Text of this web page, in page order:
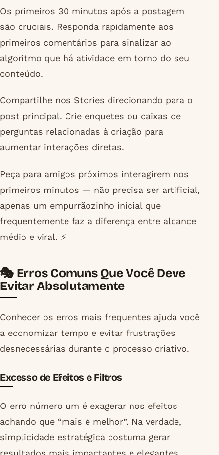
Os primeiros 30 minutos após a postagem
são cruciais. Responda rapidamente aos
primeiros comentários para sinalizar ao
algoritmo que há atividade em torno do seu
conteúdo.
Compartilhe nos Stories direcionando para o
post principal. Crie enquetes ou caixas de
perguntas relacionadas à criação para
aumentar interações diretas.
Peça para amigos próximos interagirem nos
primeiros minutos — não precisa ser artificial,
apenas um empurrãozinho inicial que
frequentemente faz a diferença entre alcance
médio e viral. ⚡
🎭 Erros Comuns Que Você Deve
Evitar Absolutamente
Conhecer os erros mais frequentes ajuda você
a economizar tempo e evitar frustrações
desnecessárias durante o processo criativo.
Excesso de Efeitos e Filtros
O erro número um é exagerar nos efeitos
achando que “mais é melhor”. Na verdade,
simplicidade estratégica costuma gerar
resultados mais impactantes e elegantes.